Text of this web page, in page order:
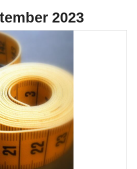
2023